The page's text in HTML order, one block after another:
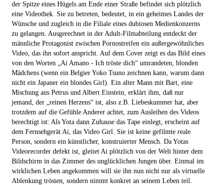
der Spitze eines Hügels am Ende einer Straße befindet sich plötzlich
eine Videothek. Sie zu betreten, bedeutet, in ein geheimes Landes der
Wünsche und zugleich in die Filiale eines dubiosen Medienkonzerns
zu gelangen. Ausgerechnet in der Adult-Filmabteilung entdeckt der
männliche Protagonist zwischen Pornostreifen ein außergewöhnliches
Video, das ihn sofort anspricht. Auf dem Cover zeigt es das Bild eines
von den Worten „Ai Amano - Ich tröste dich“ umrandeten, blonden
Mädchens (wenn ein Belgier Yoko Tsuno zeichnen kann, warum dann
nicht ein Japaner ein blondes Girl). Ein alter Mann mit Bart, eine
Mischung aus Petrus und Albert Einstein, erklärt ihm, daß nur
jemand, der „reinen Herzens“ ist, also z.B. Liebeskummer hat, aber
trotzdem auf die Gefühle Anderer achtet, zum Ausleihen des Videos
berechtigt ist: Als Yota dann Zuhause das Tape einlegt, erscheint auf
dem Fernsehgerät Ai, das Video Girl. Sie ist keine gefilmte reale
Person, sondern ein künstlicher, konstruierter Mensch. Da Yotas
Videorecorder defekt ist, gleitet Ai plötzlich von der Welt hinter dem
Bildschirm in das Zimmer des unglücklichen Jungen über. Einmal im
wirklichen Leben angekommen will sie ihn nun nicht nur als virtuelle
Ablenkung trösten, sondern nimmt konkret an seinem Leben teil.